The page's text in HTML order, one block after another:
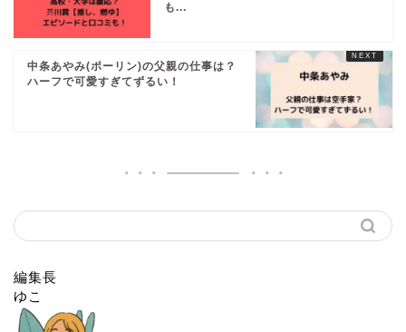
も...
中条あやみ(ポーリン)の父親の仕事は？
ハーフで可愛すぎてずるい！
編集長
ゆこ